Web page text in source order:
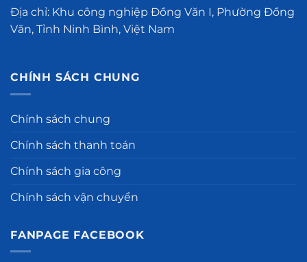
Địa chỉ: Khu công nghiệp Đồng Văn I, Phường Đồng
Văn, Tỉnh Ninh Bình, Việt Nam
CHÍNH SÁCH CHUNG
Chính sách chung
Chính sách thanh toán
Chính sách gia công
Chính sách vận chuyển
FANPAGE FACEBOOK